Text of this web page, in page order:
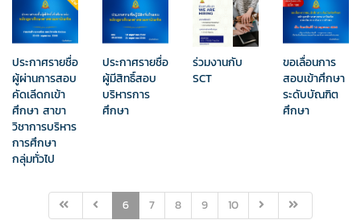
ประกาศรายชื่อ
ผู้ผ่านการสอบ
คัดเลีดกเข้า
ศึกษา สาขา
วิชาการบริหาร
การศึกษา
กลุ่มทั่วไป
ประกาศรายชื่อ
ผู้มีสิทธิ์สอบ
บริหารการ
ศึกษา
ร่วมงานกับ
SCT
ขอเลื่อนการ
สอบเข้าศึกษา
ระดับบัณฑิต
ศึกษา
6 7 8 9 10